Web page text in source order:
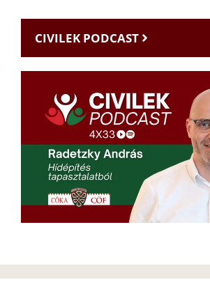
CIVILEK PODCAST